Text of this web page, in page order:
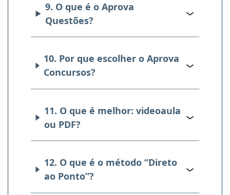
9. O que é o Aprova
Questões?
10. Por que escolher o Aprova
Concursos?
11. O que é melhor: videoaula
ou PDF?
12. O que é o método “Direto
ao Ponto”?